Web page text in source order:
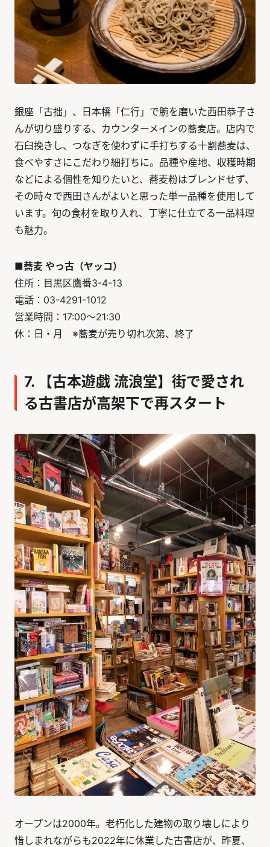
銀座「古拙」、日本橋「仁行」で腕を磨いた西田恭子さ
んが切り盛りする、カウンターメインの蕎麦店。店内で
石臼挽きし、つなぎを使わずに手打ちする十割蕎麦は、
食べやすさにこだわり細打ちに。品種や産地、収穫時期
などによる個性を知りたいと、蕎麦粉はブレンドせず、
その時々で西田さんがよいと思った単一品種を使用して
います。旬の食材を取り入れ、丁寧に仕立てる一品料理
も魅力。
■蕎麦 やっ古（ヤッコ）
住所：目黒区鷹番3-4-13
電話：03-4291-1012
営業時間：17:00～21:30
休：日・月 ※蕎麦が売り切れ次第、終了
7. 【古本遊戯 流浪堂】街で愛され
る古書店が高架下で再スタート
オープンは2000年。老朽化した建物の取り壊しにより
惜しまれながらも2022年に休業した古書店が、昨夏、